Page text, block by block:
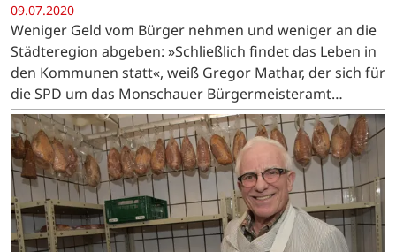
09.07.2020
Weniger Geld vom Bürger nehmen und weniger an die
Städteregion abgeben: »Schließlich findet das Leben in
den Kommunen statt«, weiß Gregor Mathar, der sich für
die SPD um das Monschauer Bürgermeisteramt
bewirbt.